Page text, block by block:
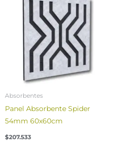
Absorbentes
Panel Absorbente Spider
54mm 60x60cm
$207.533